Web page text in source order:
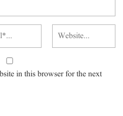
in this browser for the next